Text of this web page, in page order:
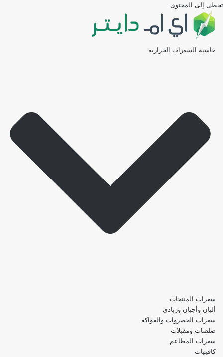
تخطى إلى المحتوى
حاسبة السعرات الحرارية
سعرات المنتجات
ألبان وأجبان وزبادي
سعرات الخضروات والفواكه
صلصات ومقبلات
سعرات المطاعم
كافيهات